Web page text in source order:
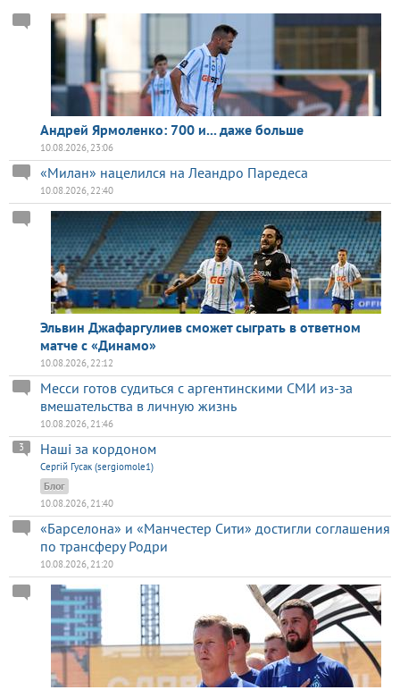
Андрей Ярмоленко: 700 и... даже больше
10.08.2026, 23:06
«Милан» нацелился на Леандро Паредеса
10.08.2026, 22:40
Эльвин Джафаргулиев сможет сыграть в ответном
матче с «Динамо»
10.08.2026, 22:12
Месси готов судиться с аргентинскими СМИ из-за
вмешательства в личную жизнь
10.08.2026, 21:46
Наші за кордоном
3
Сергій Гусак (sergiomole1)
Блог
10.08.2026, 21:40
«Барселона» и «Манчестер Сити» достигли соглашения
по трансферу Родри
10.08.2026, 21:20